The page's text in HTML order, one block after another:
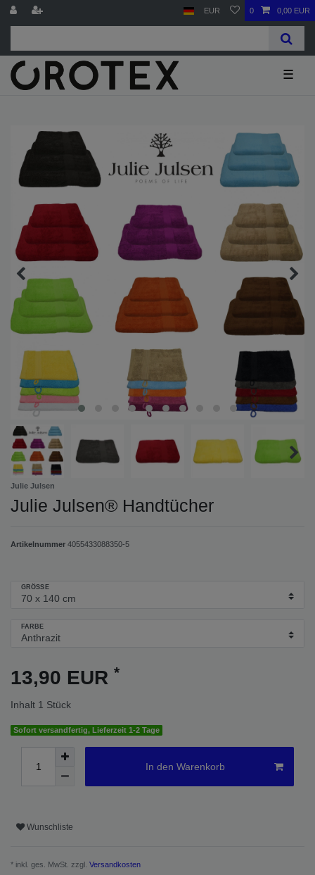
EUR 0 0,00 EUR
☰
Julie Julsen
Julie Julsen® Handtücher
Artikelnummer 4055433088350-5
GRÖSSE
FARBE
13,90 EUR *
Inhalt 1 Stück
Sofort versandfertig, Lieferzeit 1-2 Tage
In den Warenkorb
Wunschliste
* inkl. ges. MwSt. zzgl. Versandkosten